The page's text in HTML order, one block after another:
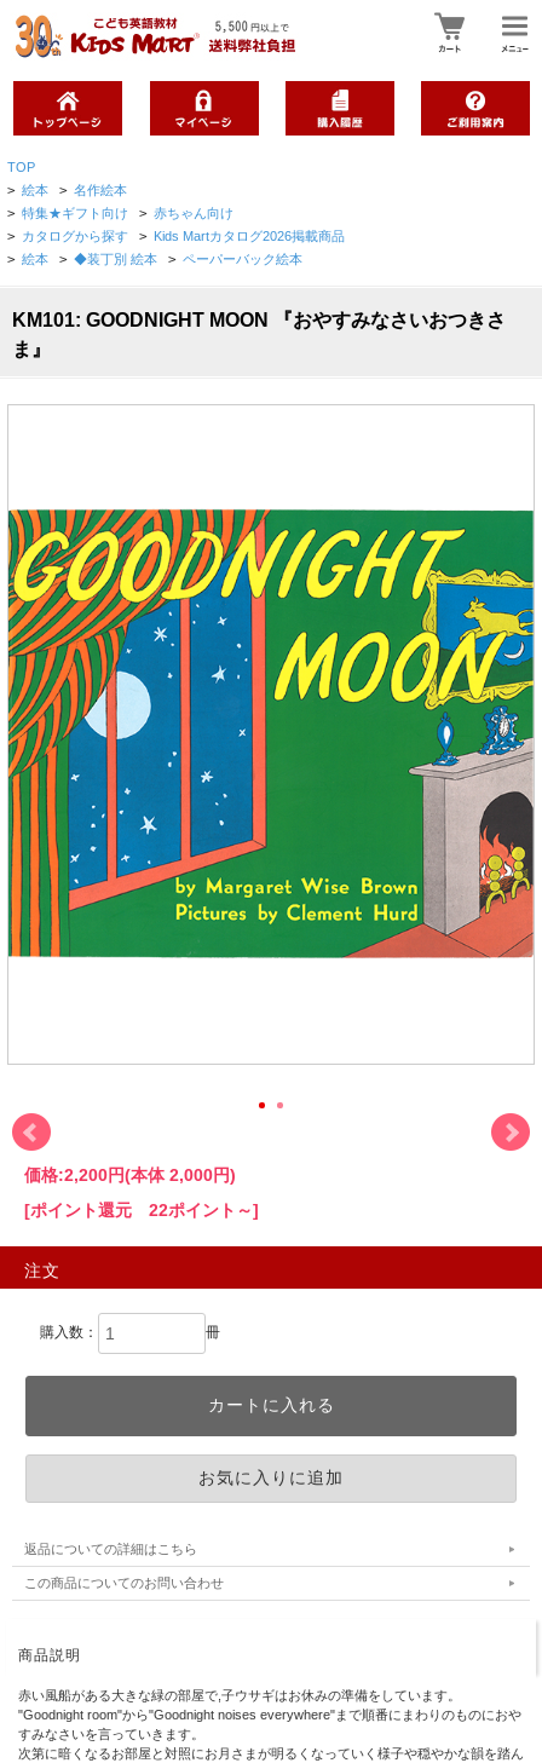
TOP
> 絵本 > 名作絵本
> 特集★ギフト向け > 赤ちゃん向け
> カタログから探す > Kids Martカタログ2026掲載商品
> 絵本 > ◆装丁別 絵本 > ペーパーバック絵本
KM101: GOODNIGHT MOON 『おやすみなさいおつきさ
ま』
価格:2,200円(本体 2,000円)
[ポイント還元 22ポイント～]
注文
購入数： 冊
返品についての詳細はこちら
この商品についてのお問い合わせ
商品説明
赤い風船がある大きな緑の部屋で,子ウサギはお休みの準備をしています。
"Goodnight room"から"Goodnight noises everywhere"まで順番にまわりのものにおや
すみなさいを言っていきます。
次第に暗くなるお部屋と対照にお月さまが明るくなっていく様子や穏やかな韻を踏ん